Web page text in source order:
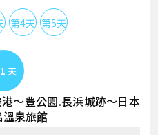
第4天 第5天
〜豊公園.長浜城跡〜日本
泉旅館